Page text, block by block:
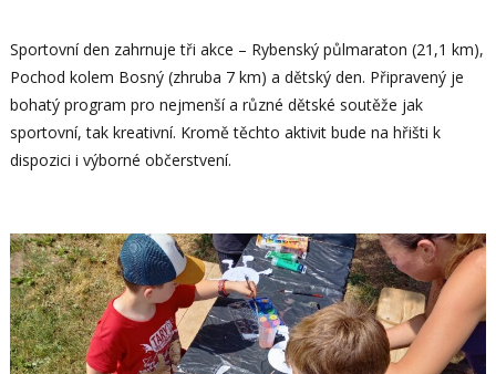
Sportovní den zahrnuje tři akce – Rybenský půlmaraton (21,1 km),
Pochod kolem Bosný (zhruba 7 km) a dětský den. Připravený je
bohatý program pro nejmenší a různé dětské soutěže jak
sportovní, tak kreativní. Kromě těchto aktivit bude na hřišti k
dispozici i výborné občerstvení.